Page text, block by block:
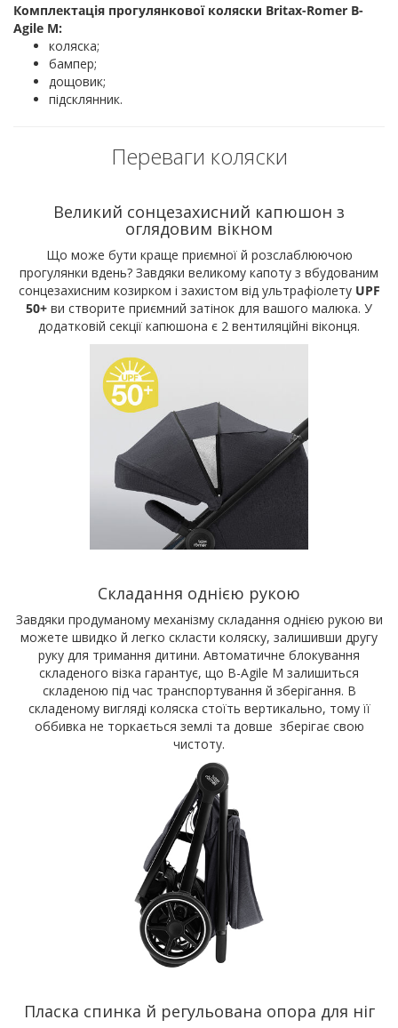
Комплектація прогулянкової коляски Britax-Romer B-
Agile M:
коляска;
бампер;
дощовик;
підсклянник.
Переваги коляски
Великий сонцезахисний капюшон з
оглядовим вікном
Що може бути краще приємної й розслаблюючою
прогулянки вдень? Завдяки великому капоту з вбудованим
сонцезахисним козирком і захистом від ультрафіолету UPF
50+ ви створите приємний затінок для вашого малюка. У
додатковій секції капюшона є 2 вентиляційні віконця.
Складання однією рукою
Завдяки продуманому механізму складання однією рукою ви
можете швидко й легко скласти коляску, залишивши другу
руку для тримання дитини. Автоматичне блокування
складеного візка гарантує, що B-Agile M залишиться
складеною під час транспортування й зберігання. В
складеному вигляді коляска стоїть вертикально, тому її
оббивка не торкається землі та довше зберігає свою
чистоту.
Пласка спинка й регульована опора для ніг